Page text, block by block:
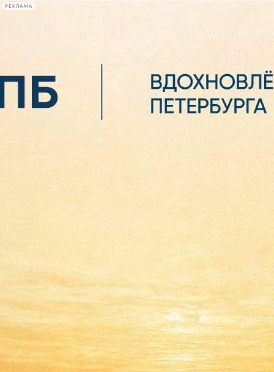
РЕКЛАМА
Сегодня:
2026.08.06
16:09
Мюзик-холл превратит
"Онегина" в мюзикл
09 сентября 2015, 01:09 Версия для печати